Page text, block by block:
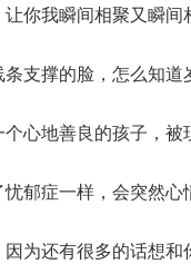
你我瞬间相聚又瞬间
支撑的脸，怎么知道
心地善良的孩子，被
郁症一样，会突然心
为还有很多的话想和